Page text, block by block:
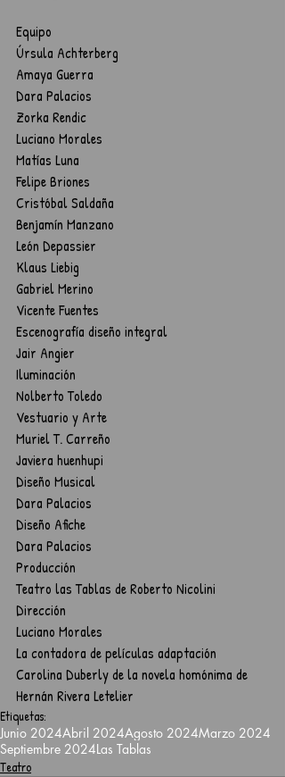
Equipo
Úrsula Achterberg
Amaya Guerra
Dara Palacios
Zorka Rendic
Luciano Morales
Matías Luna
Felipe Briones
Cristóbal Saldaña
Benjamín Manzano
León Depassier
Klaus Liebig
Gabriel Merino
Vicente Fuentes
Escenografía diseño integral
Jair Angier
Iluminación
Nolberto Toledo
Vestuario y Arte
Muriel T. Carreño
Javiera huenhupi
Diseño Musical
Dara Palacios
Diseño Afiche
Dara Palacios
Producción
Teatro las Tablas de Roberto Nicolini
Dirección
Luciano Morales
La contadora de películas adaptación
Carolina Duberly de la novela homónima de
Hernán Rivera Letelier
Etiquetas:
Junio 2024Abril 2024Agosto 2024Marzo 2024
Septiembre 2024Las Tablas
Teatro